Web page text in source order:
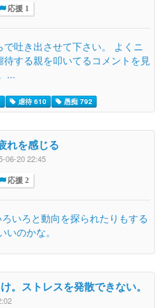
応援 1
吐き出させて下さい。 よくニ
する親を叩いてるコメントを見
...
虐待 610 愚痴 792
れを感じる
06-20 22:45
応援 2
いろと動向を探られたりもする
のかな。
。ストレスを発散できない。